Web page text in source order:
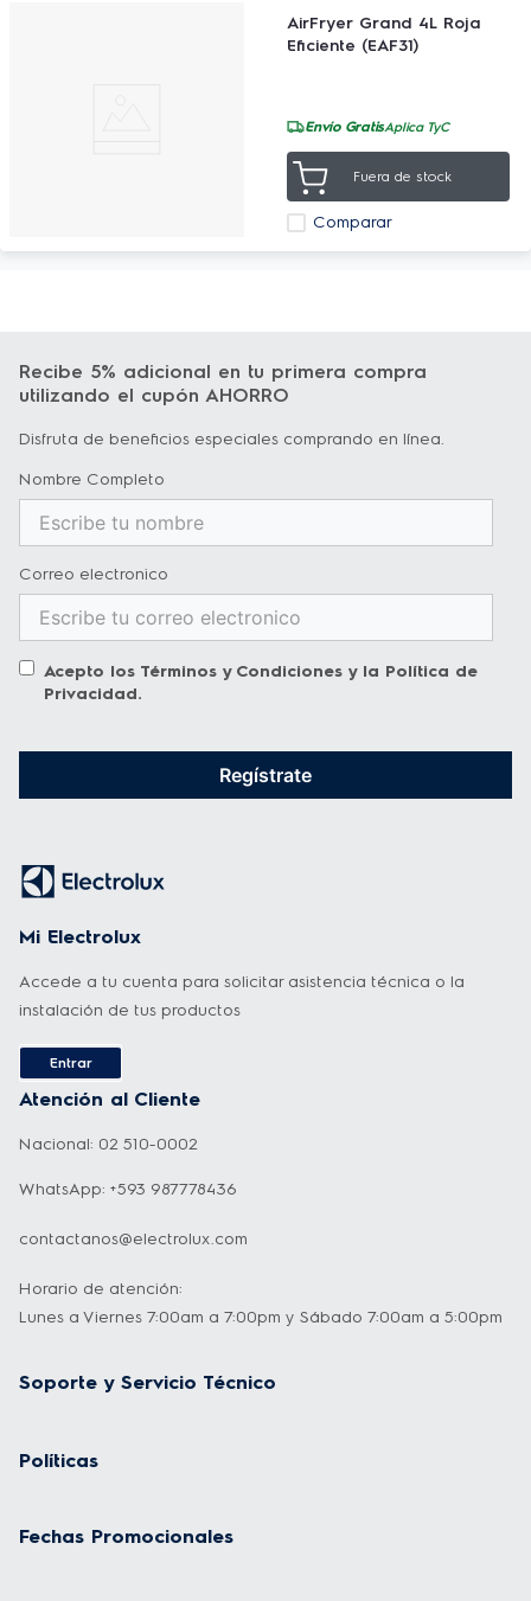
AirFryer Grand 4L Roja
Eficiente (EAF31)
Envío GratisAplica TyC
Fuera de stock
Comparar
Recibe 5% adicional en tu primera compra
utilizando el cupón AHORRO
Disfruta de beneficios especiales comprando en línea.
Nombre Completo
Correo electronico
Acepto los Términos y Condiciones y la Política de
Privacidad.
Regístrate
Mi Electrolux
Accede a tu cuenta para solicitar asistencia técnica o la
instalación de tus productos
Entrar
Atención al Cliente
Nacional: 02 510-0002
WhatsApp: +593 987778436
contactanos@electrolux.com
Horario de atención:
Lunes a Viernes 7:00am a 7:00pm y Sábado 7:00am a 5:00pm
Soporte y Servicio Técnico
Políticas
Fechas Promocionales